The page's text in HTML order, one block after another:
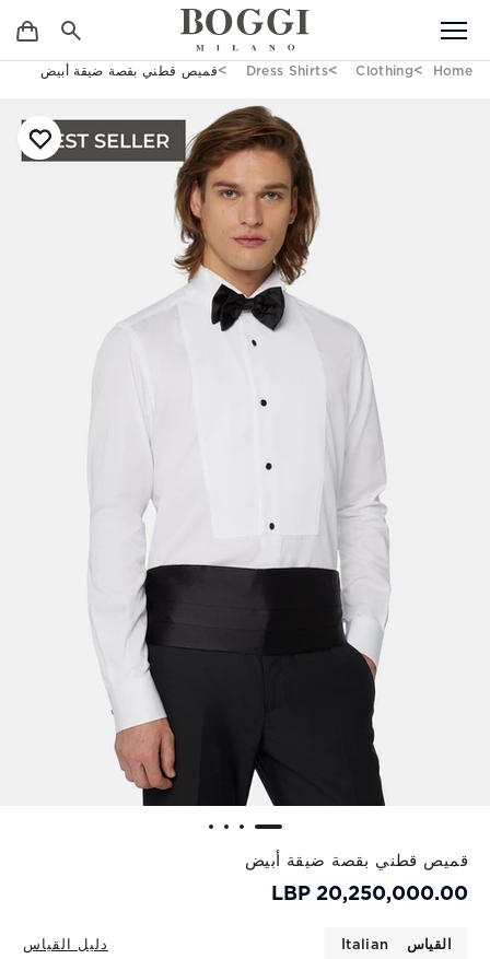
Home
Clothing
Dress Shirts قميص قطني بقصة ضيقة أبيض
قميص قطني بقصة ضيقة أبيض
20,250,000.00 LBP
القياس Italian دليل القياس